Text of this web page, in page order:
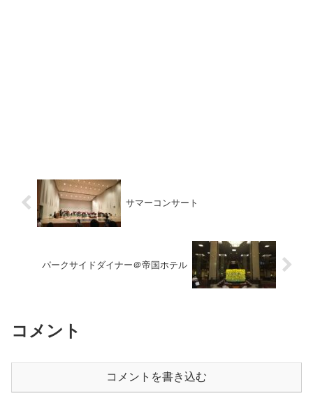
サマーコンサート
パークサイドダイナー＠帝国ホテル
コメント
コメントを書き込む